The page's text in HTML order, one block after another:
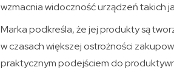
wzmacnia widoczność urządzeń takich
Marka podkreśla, że jej produkty są
w czasach większej ostrożności
praktycznym podejściem do